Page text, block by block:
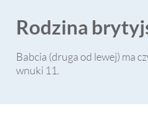
Rodzina
Babcia (druga od lewej) ma
wnuki 11.